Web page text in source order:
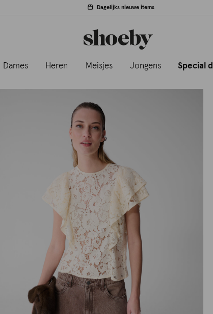
Dagelijks nieuwe items
Dames Heren Meisjes Jongens Special